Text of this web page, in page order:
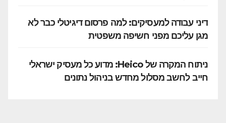
דיני עבודה למעסיקים: למה פרסום דיגיטלי כבר לא
מגן עליכם מפני חשיפה משפטית
ניתוח המקרה של Heico: מדוע כל מעסיק ישראלי
חייב לחשב מסלול מחדש בניהול נתונים